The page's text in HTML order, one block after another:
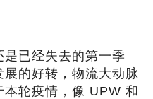
已经失去的第一季
的好转，物流大动脉
轮疫情，像 UPW 和